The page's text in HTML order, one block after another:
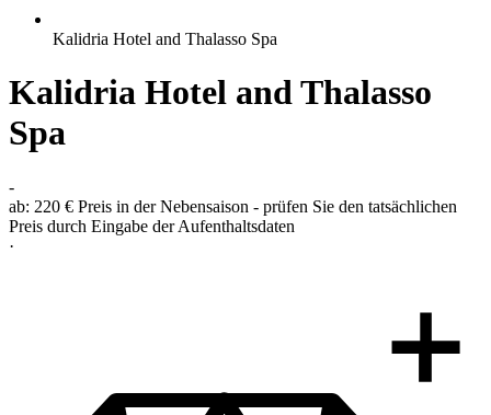
Kalidria Hotel and Thalasso Spa
Kalidria Hotel and Thalasso
Spa
-
ab: 220 € Preis in der Nebensaison - prüfen Sie den tatsächlichen
Preis durch Eingabe der Aufenthaltsdaten
·